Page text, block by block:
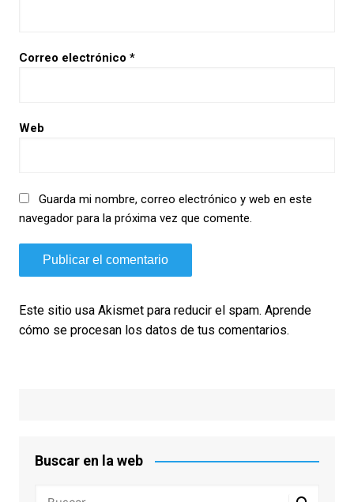
Correo electrónico *
Web
Guarda mi nombre, correo electrónico y web en este
navegador para la próxima vez que comente.
Este sitio usa Akismet para reducir el spam. Aprende
cómo se procesan los datos de tus comentarios.
Buscar en la web